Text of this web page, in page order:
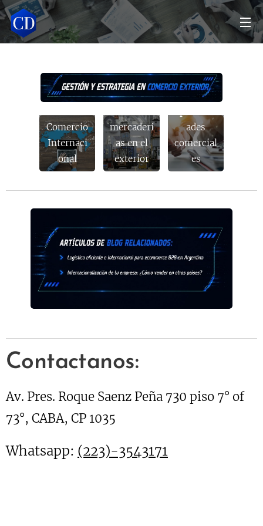
Asesoría
Comercio
Internaci
onal
Posiciona
mercaderí
as en el
exterior
Búsqueda
de
ades
comercial
es
Contactanos:
Av. Pres. Roque Saenz Peña 730 piso 7° of
73°, CABA, CP 1035
Whatsapp: (223)-3543171